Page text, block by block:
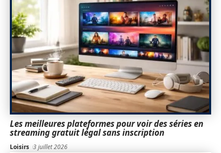
Les meilleures plateformes pour voir des séries en
streaming gratuit légal sans inscription
Loisirs 3 juillet 2026